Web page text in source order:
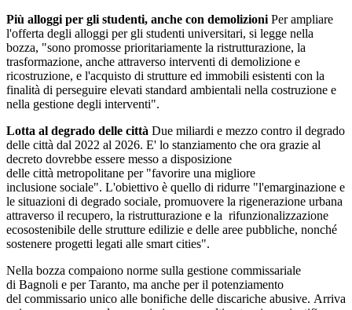
Più alloggi per gli studenti, anche con demolizioni Per ampliare
l'offerta degli alloggi per gli studenti universitari, si legge nella
bozza, "sono promosse prioritariamente la ristrutturazione, la
trasformazione, anche attraverso interventi di demolizione e
ricostruzione, e l'acquisto di strutture ed immobili esistenti con la
finalità di perseguire elevati standard ambientali nella costruzione e
nella gestione degli interventi".
Lotta al degrado delle città Due miliardi e mezzo contro il degrado
delle città dal 2022 al 2026. E' lo stanziamento che ora grazie al
decreto dovrebbe essere messo a disposizione
delle città metropolitane per "favorire una migliore
inclusione sociale". L'obiettivo è quello di ridurre "l'emarginazione e
le situazioni di degrado sociale, promuovere la rigenerazione urbana
attraverso il recupero, la ristrutturazione e la rifunzionalizzazione
ecosostenibile delle strutture edilizie e delle aree pubbliche, nonché
sostenere progetti legati alle smart cities".
Nella bozza compaiono norme sulla gestione commissariale
di Bagnoli e per Taranto, ma anche per il potenziamento
del commissario unico alle bonifiche delle discariche abusive. Arriva